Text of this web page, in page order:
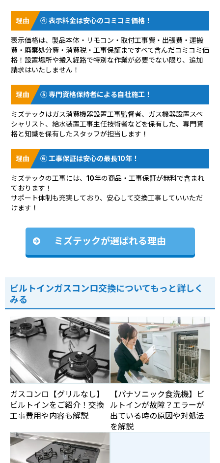
④ 表示料金は安心のコミコミ価格！
表示価格は、製品本体・リモコン・取付工事費・出張費・運搬
費・廃棄処分費・消費税・工事保証まですべて含んだコミコミ価
格！設置場所や搬入経路で特別な作業が必要でない限り、追加
請求はいたしません！
⑤ 専門資格保持者による自社施工！
ミズテックはガス消費機器設置工事監督者、ガス機器設置スペ
シャリスト、給水装置工事主任技術者などを保有した、専門資
格と知識を保有したスタッフが担当します！
⑥ 工事保証は安心の最長10年！
ミズテックの工事には、10年の商品・工事保証が無料で含まれ
ております！
サポート体制も充実しており、安心して交換工事していいただ
けます！
ミズテックが選ばれる理由
ビルトインガスコンロ交換についてもっと詳しく
みる
ガスコンロ【グリルなし】
ビルトインをご紹介！交換
工事費用や内容も解説
【パナソニック食洗機】ビ
ルトインが故障？エラーが
出ている時の原因や対処法
を解説